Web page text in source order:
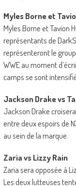
Myles Borne et
Myles Borne et Tavion
représentants de
représenteront le
WWE au moment
camps se sont
Jackson Drake vs
Jackson Drake
entre deux espoirs de
au sein de la marque.
Zaria vs Lizzy Rain
Zaria sera opposée à
Les deux lutteuses